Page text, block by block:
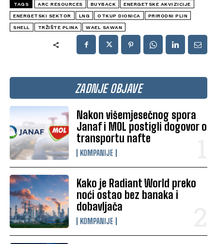
ZADNJE OBJAVE
Nakon višemjesečnog spora
Janaf i MOL postigli dogovor o
transportu nafte
KOMPANIJE
Kako je Radiant World preko
noći ostao bez banaka i
dobavljača
KOMPANIJE
TAGS ARC RESOURCES BUYBACK ENERGETSKE AKVIZICIJE
ENERGETSKI SEKTOR LNG OTKUP DIONICA PRIRODNI PLIN
SHELL TRŽIŠTE PLINA WAEL SAWAN